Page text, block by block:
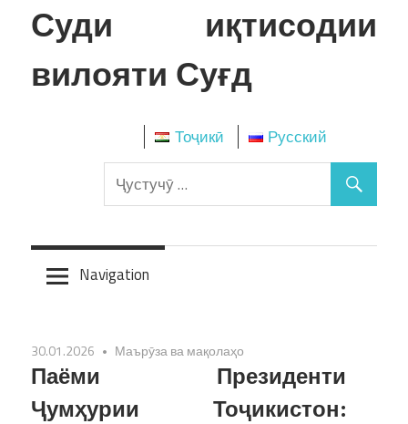
Skip
to
Суди иқтисодии
вилояти Суғд
Тоҷикӣ Русский
Navigation
30.01.2026 Маърӯза ва мақолаҳо
Паёми Президенти
Ҷумҳурии Тоҷикистон: